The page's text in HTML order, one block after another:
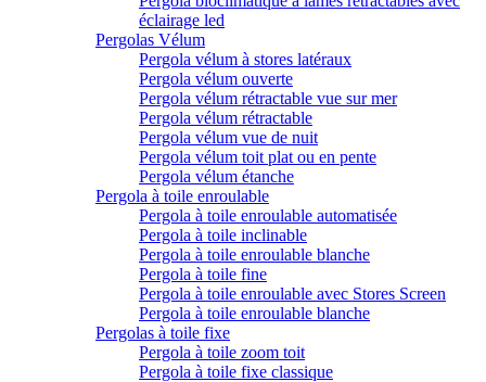
éclairage led
Pergolas Vélum
Pergola vélum à stores latéraux
Pergola vélum ouverte
Pergola vélum rétractable vue sur mer
Pergola vélum rétractable
Pergola vélum vue de nuit
Pergola vélum toit plat ou en pente
Pergola vélum étanche
Pergola à toile enroulable
Pergola à toile enroulable automatisée
Pergola à toile inclinable
Pergola à toile enroulable blanche
Pergola à toile fine
Pergola à toile enroulable avec Stores Screen
Pergola à toile enroulable blanche
Pergolas à toile fixe
Pergola à toile zoom toit
Pergola à toile fixe classique